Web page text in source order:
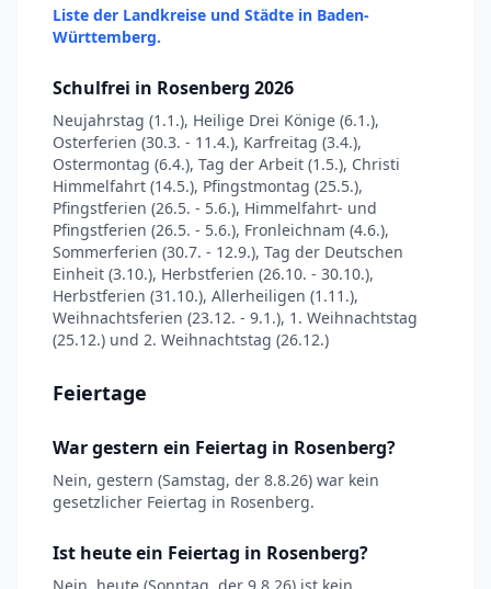
Liste der Landkreise und Städte in Baden-
Württemberg.
Schulfrei in Rosenberg 2026
Neujahrstag (1.1.), Heilige Drei Könige (6.1.),
Osterferien (30.3. - 11.4.), Karfreitag (3.4.),
Ostermontag (6.4.), Tag der Arbeit (1.5.), Christi
Himmelfahrt (14.5.), Pfingstmontag (25.5.),
Pfingstferien (26.5. - 5.6.), Himmelfahrt- und
Pfingstferien (26.5. - 5.6.), Fronleichnam (4.6.),
Sommerferien (30.7. - 12.9.), Tag der Deutschen
Einheit (3.10.), Herbstferien (26.10. - 30.10.),
Herbstferien (31.10.), Allerheiligen (1.11.),
Weihnachtsferien (23.12. - 9.1.), 1. Weihnachtstag
(25.12.) und 2. Weihnachtstag (26.12.)
Feiertage
War gestern ein Feiertag in Rosenberg?
Nein, gestern (Samstag, der 8.8.26) war kein
gesetzlicher Feiertag in Rosenberg.
Ist heute ein Feiertag in Rosenberg?